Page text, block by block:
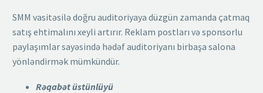
SMM vasitəsilə doğru auditoriyaya düzgün zamanda çatmaq
satış ehtimalını xeyli artırır. Reklam postları və sponsorlu
paylaşımlar sayəsində hədəf auditoriyanı birbaşa salona
yönləndirmək mümkündür.
Rəqabət üstünlüyü